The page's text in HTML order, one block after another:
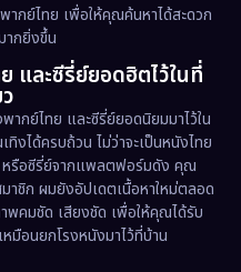
(36)
(375)
(338)
(9)
(57)
กย์ไทย เพื่อให้คุณค้นหาได้สะดวก
ากยิ่งขึ้น
และซีรี่ย์ยอดฮิตไว้ในที่
ากย์ไทย และซีรี่ย์ยอดนิยมมาไว้ใน
ทิงได้ครบถ้วน ไม่ว่าจะเป็นหนังไทย
รือซีรี่ย์จากแพลตฟอร์มดัง คุณ
าชิก ผมยังอัปเดตเนื้อหาใหม่ตลอด
พคมชัด เสียงชัด เพื่อให้คุณได้รับ
มือนยกโรงหนังมาไว้ที่บ้าน